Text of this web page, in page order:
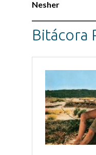
Nesher
Bitácora